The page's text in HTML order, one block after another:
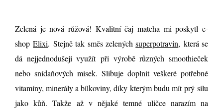
Zelená je nová růžová! Kvalitní čaj matcha mi poskytl e-
shopElixi. Stejně tak směs zelenýchsuperpotravin, která se
dá nejjednodušeji využít při výrobě různých smoothieček
nebo snídaňových misek. Slibuje doplnit veškeré potřebné
vitamíny, minerály a bílkoviny, díky kterým budu mít prý sílu
jako kůň. Takže až v nějaké temné uličce narazím na